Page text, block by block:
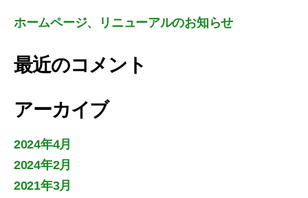
ホームページ、リニューアルのお知らせ
最近のコメント
アーカイブ
2024年4月
2024年2月
2021年3月